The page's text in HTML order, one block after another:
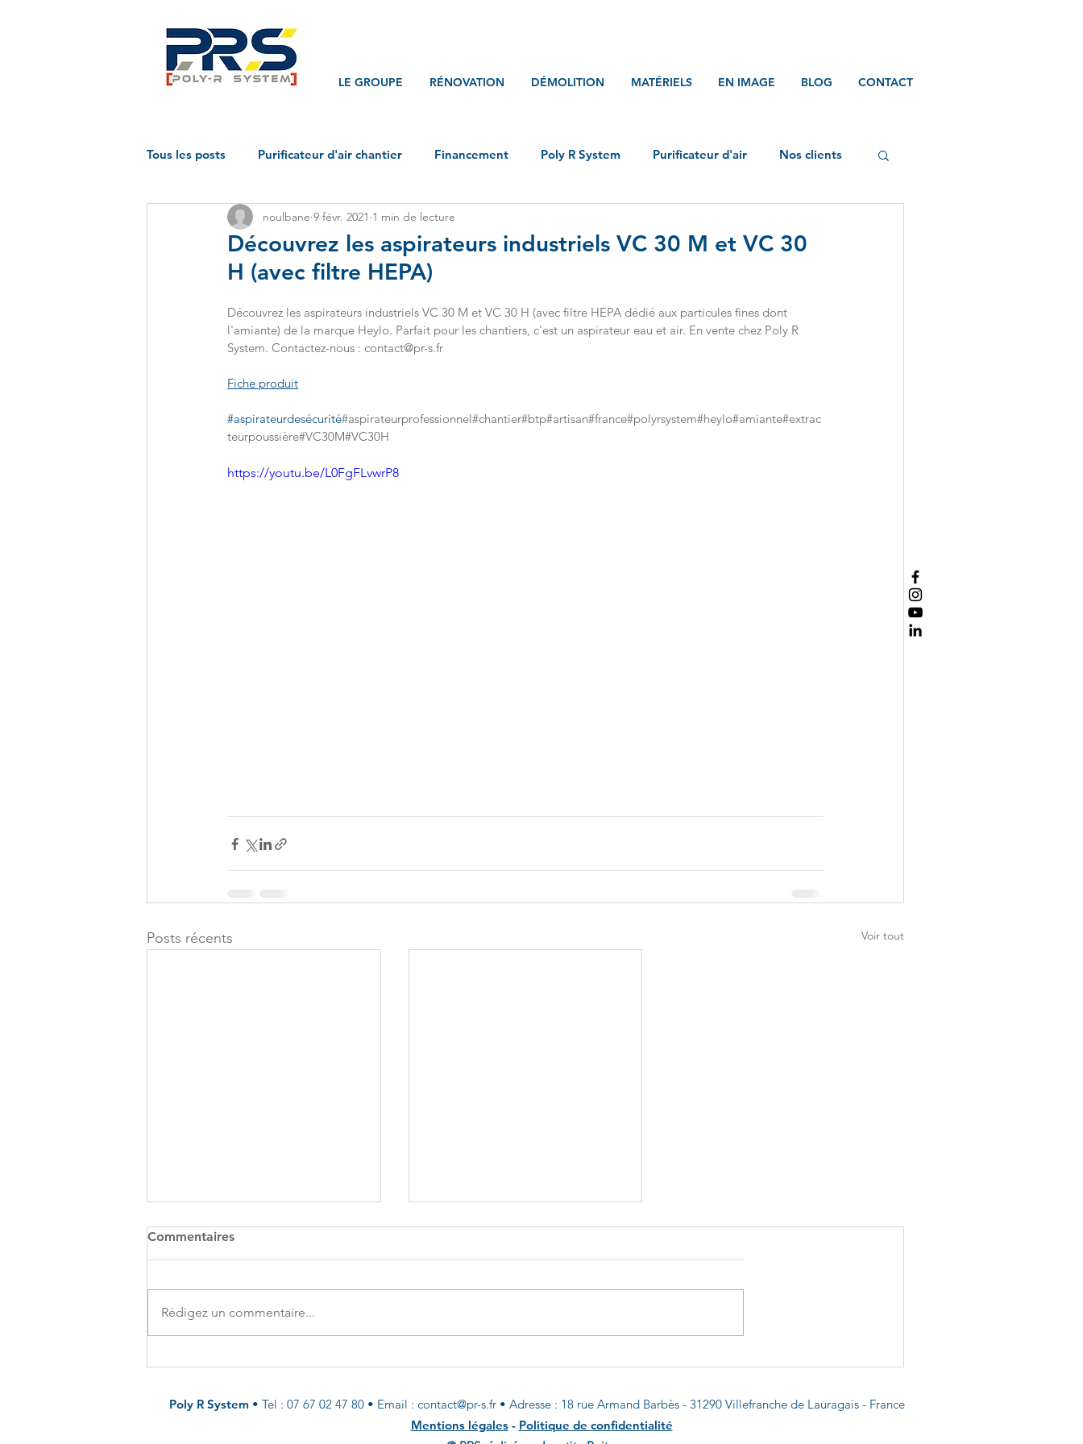
LE GROUPE RÉNOVATION DÉMOLITION MATÉRIELS EN IMAGE BLOG CONTACT
Tous les posts Purificateur d'air chantier Financement Poly R System Purificateur d'air Nos clients
Découvrez les aspirateurs industriels VC 30 M et VC 30
H (avec filtre HEPA)
noulbane 9 févr. 2021 1 min de lecture
Découvrez les aspirateurs industriels VC 30 M et VC 30 H (avec filtre HEPA dédié aux particules fines dont
l'amiante) de la marque Heylo. Parfait pour les chantiers, c'est un aspirateur eau et air. En vente chez Poly R
System. Contactez-nous : contact@pr-s.fr
Fiche produit
#aspirateurdesécurité#aspirateurprofessionnel#chantier#btp#artisan#france#polyrsystem#heylo#amiante#extrac
teurpoussière#VC30M#VC30H
https://youtu.be/L0FgFLvwrP8
Posts récents Voir tout
CHOISIR POUR VOS
CHANTIERS ?
POUR VOS CHANTIERS OU
ATELIERS
Commentaires
Rédigez un commentaire...
Poly R System • Tel : 07 67 02 47 80 • Email : contact@pr-s.fr • Adresse : 18 rue Armand Barbès - 31290 Villefranche de Lauragais - France
Mentions légales- Politique de confidentialité